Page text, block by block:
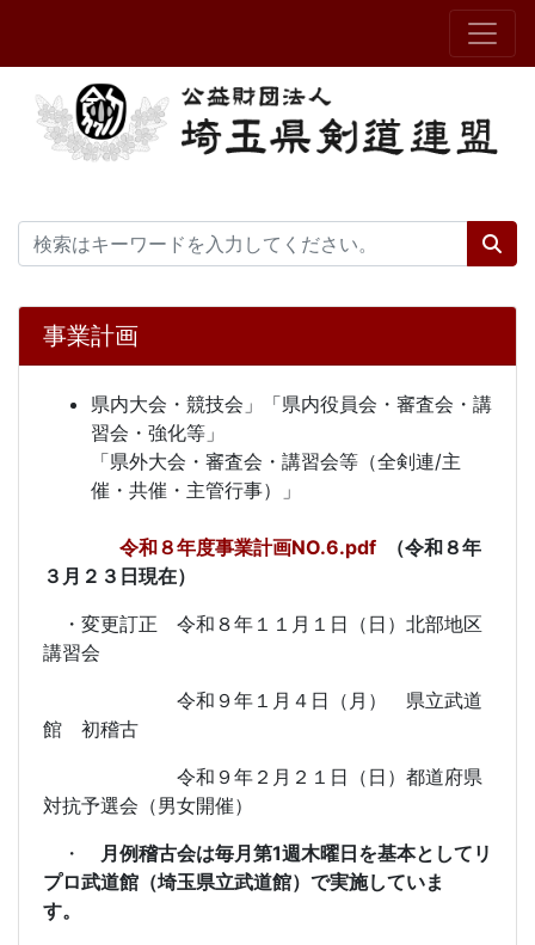
事業計画
県内大会・競技会」「県内役員会・審査会・講
習会・強化等」
「県外大会・審査会・講習会等（全剣連/主
催・共催・主管行事）」
令和８年度事業計画NO.6.pdf （令和８年
３月２３日現在）
・変更訂正 令和８年１１月１日（日）北部地区
講習会
令和９年１月４日（月） 県立武道
館 初稽古
令和９年２月２１日（日）都道府県
対抗予選会（男女開催）
・ 月例稽古会は毎月第1週木曜日を基本としてリ
プロ武道館（埼玉県立武道館）で実施していま
す。